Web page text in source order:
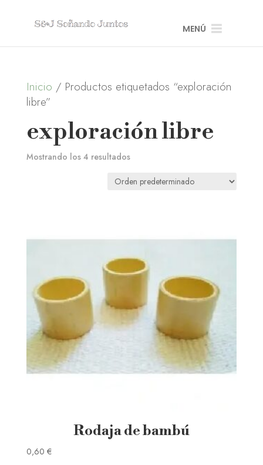
MENÚ
Inicio / Productos etiquetados “exploración
libre”
exploración libre
Mostrando los 4 resultados
Rodaja de bambú
0,60 €